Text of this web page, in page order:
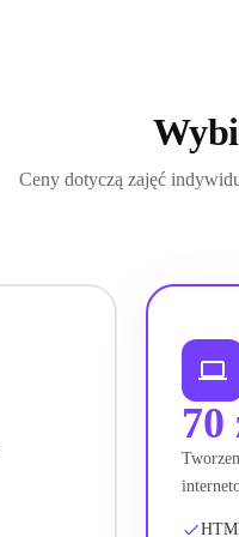
Ceny dotyczą zajęć
70